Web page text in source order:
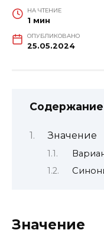
НА ЧТЕНИЕ
1 мин
ОПУБЛИКОВАНО
25.05.2024
Содержание
Значение
Значение